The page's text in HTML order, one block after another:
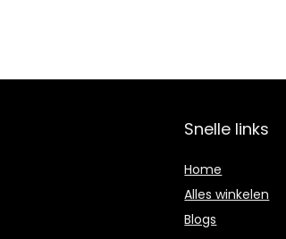
Snelle links
Home
Alles winkelen
Blogs